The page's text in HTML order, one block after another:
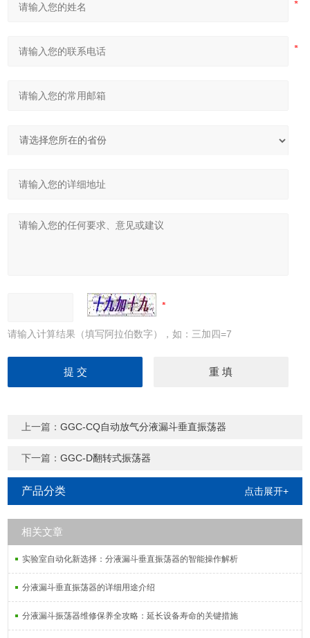
请输入计算结果（填写阿拉伯数字），如：三加四=7
上一篇：GGC-CQ自动放气分液漏斗垂直振荡器
下一篇：GGC-D翻转式振荡器
产品分类 点击展开+
相关文章
实验室自动化新选择：分液漏斗垂直振荡器的智能操作解析
分液漏斗垂直振荡器的详细用途介绍
分液漏斗振荡器维修保养全攻略：延长设备寿命的关键措施